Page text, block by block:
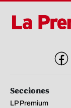
Secciones
LP Premium